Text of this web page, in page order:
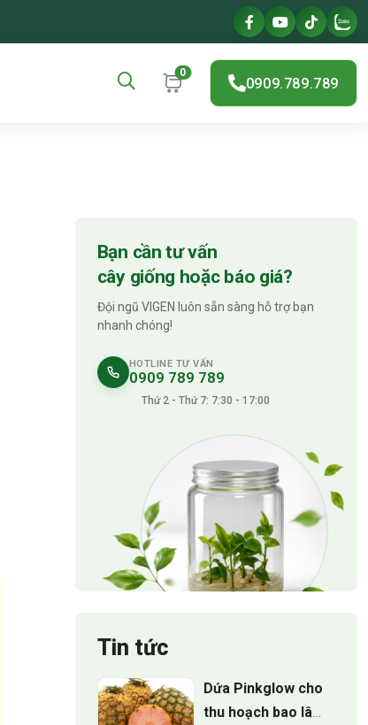
0
0909.789.789
Bạn cần tư vấn
cây giống hoặc báo giá?
Đội ngũ VIGEN luôn sẵn sàng hỗ trợ bạn
nhanh chóng!
HOTLINE TƯ VẤN
0909 789 789
Thứ 2 - Thứ 7: 7:30 - 17:00
Tin tức
Dứa Pinkglow cho
thu hoạch bao lâu